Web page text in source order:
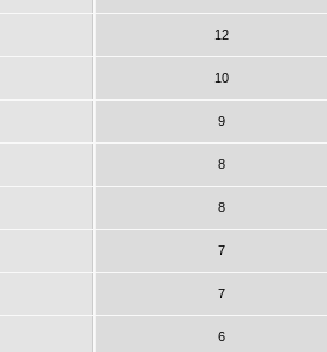
12
10
9
8
8
7
7
6